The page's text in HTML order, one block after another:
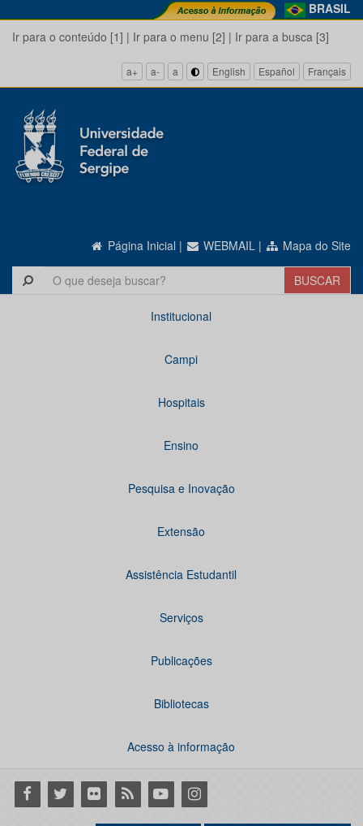
BRASIL
Ir para o conteúdo [1] | Ir para o menu [2] | Ir para a busca [3]
a+ a- a English Español Français
Página Inicial | WEBMAIL | Mapa do Site
Institucional
Campi
Hospitais
Ensino
Pesquisa e Inovação
Extensão
Assistência Estudantil
Serviços
Publicações
Bibliotecas
Acesso à informação
Facebook
Twitter Flickr RSS YoutubeInstagram